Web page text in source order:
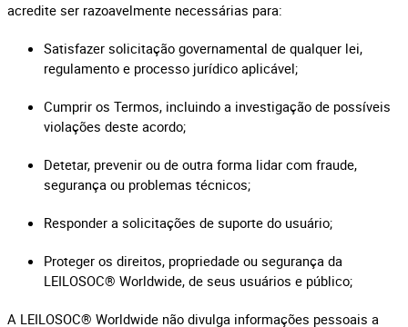
acredite ser razoavelmente necessárias para:
Satisfazer solicitação governamental de qualquer lei,
regulamento e processo jurídico aplicável;
Cumprir os Termos, incluindo a investigação de possíveis
violações deste acordo;
Detetar, prevenir ou de outra forma lidar com fraude,
segurança ou problemas técnicos;
Responder a solicitações de suporte do usuário;
Proteger os direitos, propriedade ou segurança da
LEILOSOC® Worldwide, de seus usuários e público;
A LEILOSOC® Worldwide não divulga informações pessoais a